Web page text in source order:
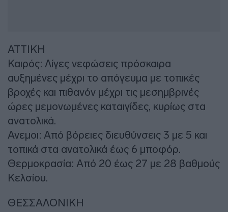
ΑΤΤΙΚΗ
Καιρός: Λίγες νεφώσεις πρόσκαιρα
αυξημένες μέχρι το απόγευμα με τοπικές
βροχές και πιθανόν μέχρι τις μεσημβρινές
ώρες μεμονωμένες καταιγίδες, κυρίως στα
ανατολικά.
Ανεμοι: Από βόρειες διευθύνσεις 3 με 5 και
τοπικά στα ανατολικά έως 6 μποφόρ.
Θερμοκρασία: Από 20 έως 27 με 28 βαθμούς
Κελσίου.
ΘΕΣΣΑΛΟΝΙΚΗ